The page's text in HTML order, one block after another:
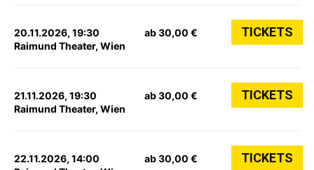
20.11.2026, 19:30
Raimund Theater, Wien
ab 30,00 € TICKETS
21.11.2026, 19:30
Raimund Theater, Wien
ab 30,00 € TICKETS
22.11.2026, 14:00
ab 30,00 € TICKETS